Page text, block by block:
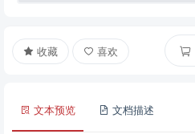
收藏 喜欢
文本预览 文档描述